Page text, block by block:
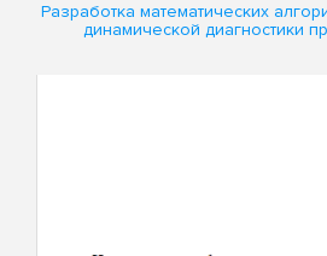
Разработка математических
динамической диагностики